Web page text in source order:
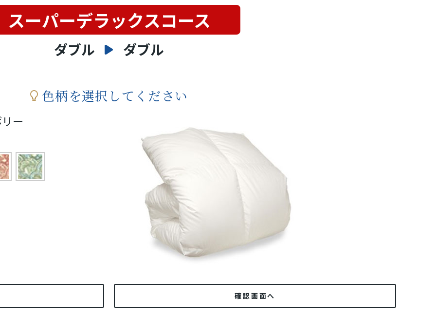
スーパーデラックスコース
ダブル ダブル
色柄を選択してください
ー
確認画面へ